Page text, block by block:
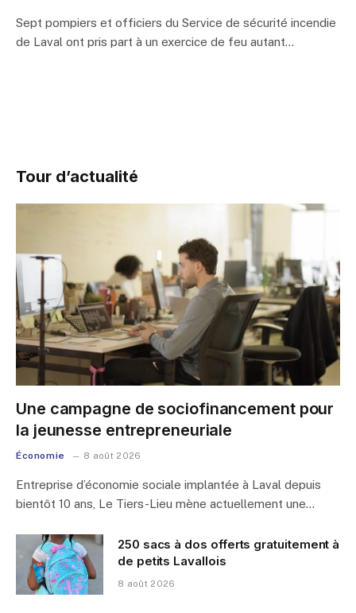
Sept pompiers et officiers du Service de sécurité incendie
de Laval ont pris part à un exercice de feu autant…
Tour d’actualité
Une campagne de sociofinancement pour
la jeunesse entrepreneuriale
Économie 8 août 2026
Entreprise d’économie sociale implantée à Laval depuis
bientôt 10 ans, Le Tiers-Lieu mène actuellement une…
250 sacs à dos offerts gratuitement à
de petits Lavallois
8 août 2026